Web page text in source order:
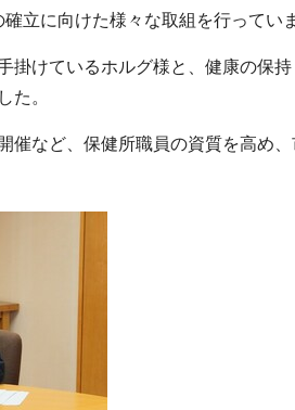
立に向けた様々な取組を行っていま
掛けているホルグ様と、健康の保
た。
催など、保健所職員の資質を高め